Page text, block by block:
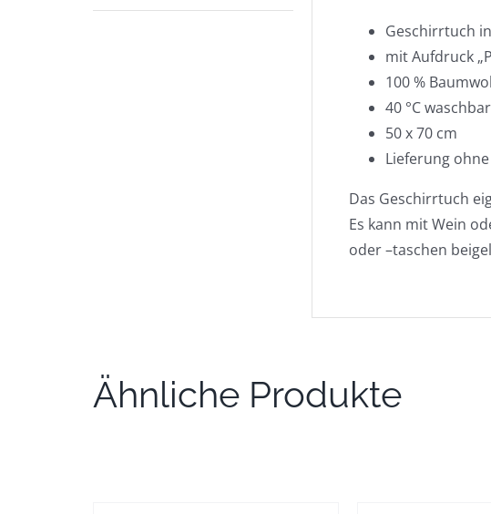
Geschirrtuch
mit Aufdruck
100 %
40 °C waschbar
50 x 70 cm
Lieferung
Das Geschirrtuch
Es kann mit Wein
oder –taschen
Ähnliche Produkte